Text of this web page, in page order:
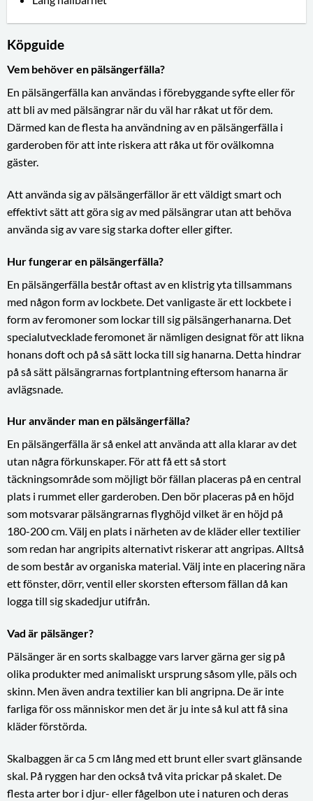
Köpguide
Vem behöver en pälsängerfälla?
En pälsängerfälla kan användas i förebyggande syfte eller för
att bli av med pälsängrar när du väl har råkat ut för dem.
Därmed kan de flesta ha användning av en pälsängerfälla i
garderoben för att inte riskera att råka ut för ovälkomna
gäster.
Att använda sig av pälsängerfällor är ett väldigt smart och
effektivt sätt att göra sig av med pälsängrar utan att behöva
använda sig av vare sig starka dofter eller gifter.
Hur fungerar en pälsängerfälla?
En pälsängerfälla består oftast av en klistrig yta tillsammans
med någon form av lockbete. Det vanligaste är ett lockbete i
form av feromoner som lockar till sig pälsängerhanarna. Det
specialutvecklade feromonet är nämligen designat för att likna
honans doft och på så sätt locka till sig hanarna. Detta hindrar
på så sätt pälsängrarnas fortplantning eftersom hanarna är
avlägsnade.
Hur använder man en pälsängerfälla?
En pälsängerfälla är så enkel att använda att alla klarar av det
utan några förkunskaper. För att få ett så stort
täckningsområde som möjligt bör fällan placeras på en central
plats i rummet eller garderoben. Den bör placeras på en höjd
som motsvarar pälsängrarnas flyghöjd vilket är en höjd på
180-200 cm. Välj en plats i närheten av de kläder eller textilier
som redan har angripits alternativt riskerar att angripas. Alltså
de som består av organiska material. Välj inte en placering nära
ett fönster, dörr, ventil eller skorsten eftersom fällan då kan
logga till sig skadedjur utifrån.
Vad är pälsänger?
Pälsänger är en sorts skalbagge vars larver gärna ger sig på
olika produkter med animaliskt ursprung såsom ylle, päls och
skinn. Men även andra textilier kan bli angripna. De är inte
farliga för oss människor men det är ju inte så kul att få sina
kläder förstörda.
Skalbaggen är ca 5 cm lång med ett brunt eller svart glänsande
skal. På ryggen har den också två vita prickar på skalet. De
flesta arter bor i djur- eller fågelbon ute i naturen och deras